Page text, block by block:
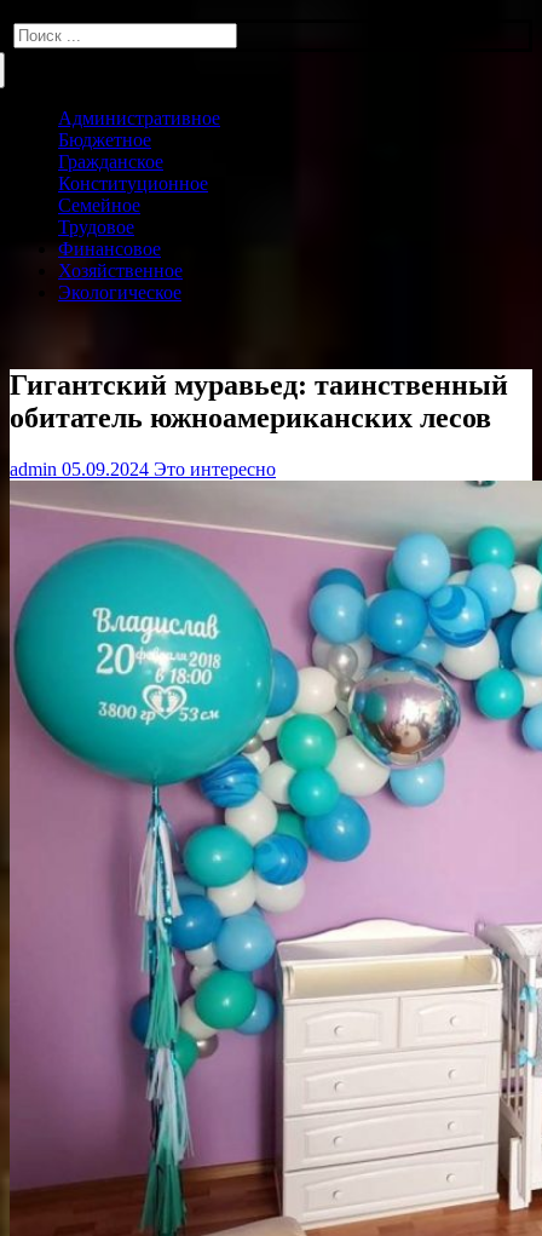
Искать:
Административное
Бюджетное
Гражданское
Конституционное
Семейное
Трудовое
Финансовое
Хозяйственное
Экологическое
Гигантский муравьед: таинственный
обитатель южноамериканских лесов
admin 05.09.2024 Это интересно